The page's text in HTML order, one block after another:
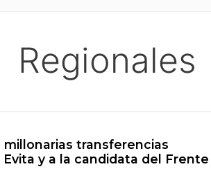
Regionales
transferencias
y a la candidata del Frente